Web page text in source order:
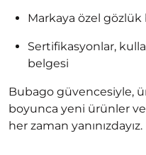
Markaya özel gözlük
Sertifikasyonlar,
belgesi
Bubago güvencesiyle,
boyunca yeni ürünler
her zaman yanınızdayız.